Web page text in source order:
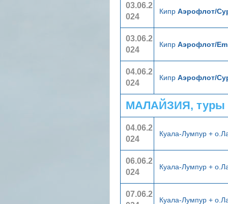
03.06.2
024
Кипр Аэрофлот/
03.06.2
024
Кипр Аэрофлот/
04.06.2
024
Кипр Аэрофлот/
МАЛАЙЗИЯ, туры
04.06.2
024
Куала-Лумпур +
06.06.2
024
Куала-Лумпур +
07.06.2
Куала-Лумпур +